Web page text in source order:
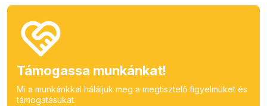
Támogassa munkánkat!
Mi a munkánkkal háláljuk meg a megtisztelő figyelmüket és
támogatásukat.